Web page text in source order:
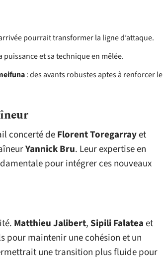
pourrait transformer la ligne d’attaque.
et sa technique en mêlée.
: des avants robustes aptes à renforcer le
concerté deFlorent Toregarrayet
Yannick Bru. Leur expertise en
pour intégrer ces nouveaux
Matthieu Jalibert,Sipili Falateaet
pour maintenir une cohésion et un
une transition plus fluide pour